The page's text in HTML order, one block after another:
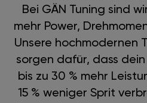
Bei GÄN Tuning sind
mehr Power,
Unsere hochmodernen
sorgen dafür, dass dein
bis zu 30 % mehr
15 % weniger Sprit